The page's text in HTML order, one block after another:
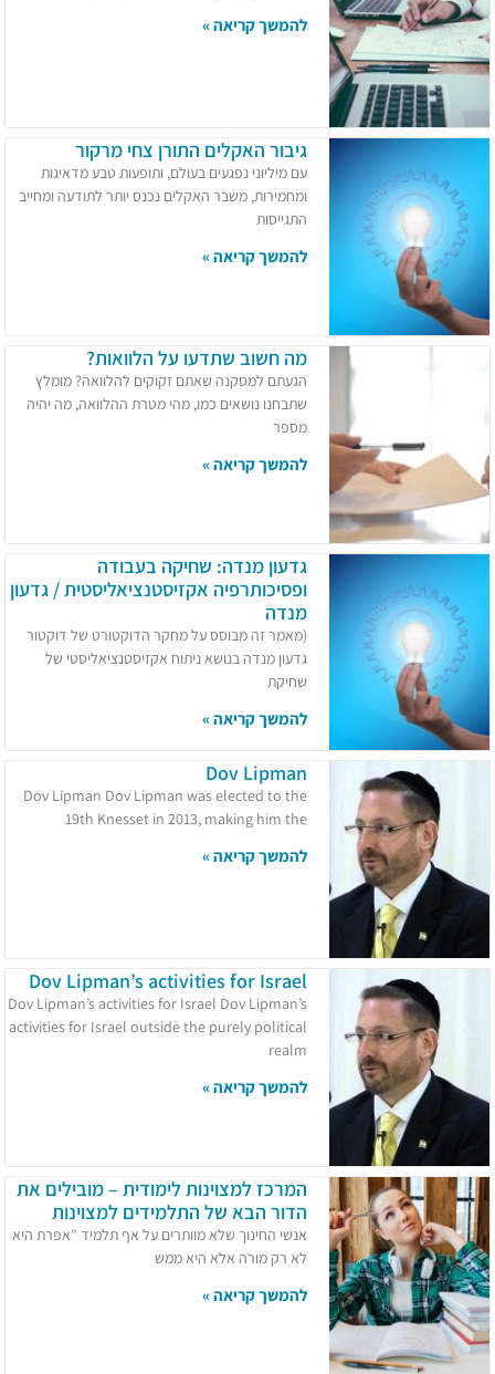
להמשך קריאה »
גיבור האקלים התורן צחי מרקור
עם מיליוני נפגעים בעולם, ותופעות טבע מדאיגות
ומחמירות, משבר האקלים נכנס יותר לתודעה ומחייב
התגייסות
להמשך קריאה »
מה חשוב שתדעו על הלוואות?
הגעתם למסקנה שאתם זקוקים להלוואה? מומלץ
שתבחנו נושאים כמו, מהי מטרת ההלוואה, מה יהיה
מספר
להמשך קריאה »
גדעון מנדה: שחיקה בעבודה
ופסיכותרפיה אקזיסטנציאליסטית / גדעון
מנדה
(מאמר זה מבוסס על מחקר הדוקטורט של דוקטור
גדעון מנדה בנושא ניתוח אקזיסטנציאליסטי של
שחיקת
להמשך קריאה »
Dov Lipman
Dov Lipman Dov Lipman was elected to the
19th Knesset in 2013, making him the
להמשך קריאה »
Dov Lipman’s activities for Israel
Dov Lipman’s activities for Israel Dov Lipman’s
activities for Israel outside the purely political
realm
להמשך קריאה »
המרכז למצוינות לימודית – מובילים את
הדור הבא של התלמידים למצוינות
אנשי החינוך שלא מוותרים על אף תלמיד "אפרת היא
לא רק מורה אלא היא ממש
להמשך קריאה »